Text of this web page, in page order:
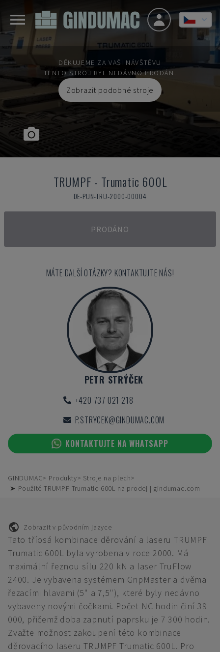
DĚKUJEME ZA VAŠI NÁVŠTĚVU
TENTO STROJ BYL NEDÁVNO PRODÁN.
Zobrazit podobné stroje
TRUMPF - Trumatic 600L
DE-PUN-TRU-2000-00004
PRODÁNO
MÁTE DALŠÍ OTÁZKY? KONTAKTUJTE NÁS!
PETR STRÝČEK
+420 737 021 218
P.STRYCEK@GINDUMAC.COM
KONTAKTUJTE NA WHATSAPP
GINDUMAC Produkty
Stroje na plech
➤ Použité TRUMPF Trumatic 600L na prodej | gindumac.com
Zobrazit v původním jazyce
Tato tříosá kombinace děrování a laseru TRUMPF
Trumatic 600L byla vyrobena v roce 2000. Má
maximální řeznou sílu 220 kN a laser TruFlow
2400. Je vybavena systémem GripMaster a dvěma
řezacími hlavami (5" a 7,5"), které byly nedávno
vybaveny novými čočkami. Počet NC hodin činí 39
000, přičemž doba zapnutí paprsku je 7 300 hodin.
Zvažte možnost zakoupení této kombinace
děrovacího laseru TRUMPF Trumatic 600L. Pro